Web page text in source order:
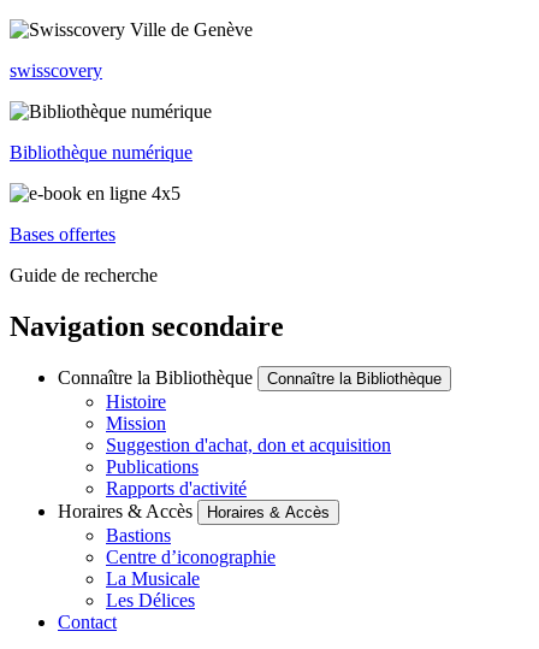
swisscovery
Bibliothèque numérique
Bases offertes
Guide de recherche
Navigation secondaire
Connaître la Bibliothèque Connaître la Bibliothèque
Histoire
Mission
Suggestion d'achat, don et acquisition
Publications
Rapports d'activité
Horaires & Accès
Horaires & Accès
Bastions
Centre d’iconographie
La Musicale
Les Délices
Contact